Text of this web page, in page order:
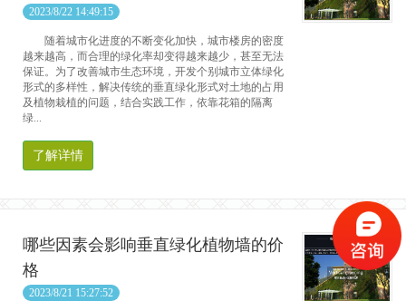
2023/8/22 14:49:15
随着城市化进度的不断变化加快，城市楼房的密度
越来越高，而合理的绿化率却变得越来越少，甚至无法
保证。为了改善城市生态环境，开发个别城市立体绿化
形式的多样性，解决传统的垂直绿化形式对土地的占用
及植物栽植的问题，结合实践工作，依靠花箱的隔离
绿...
了解详情
哪些因素会影响垂直绿化植物墙的价
格
2023/8/21 15:27:52